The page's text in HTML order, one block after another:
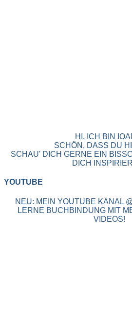
HI, ICH BIN
SCHÖN, DASS DU
SCHAU' DICH GERNE EIN
DICH
YOUTUBE
NEU: MEIN YOUTUBE KANAL
LERNE BUCHBINDUNG MIT
VIDEOS!